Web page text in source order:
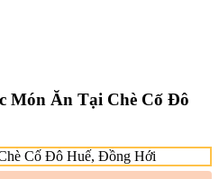
Món Ăn Tại Chè Cố Đô